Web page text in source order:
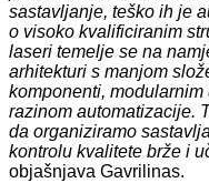
sastavljanje, teško ih je
o visoko kvalificiranim
laseri temelje se na
arhitekturi s manjom
komponenti,
razinom automatizacije.
da organiziramo
kontrolu kvalitete brže i
objašnjava Gavrilinas.